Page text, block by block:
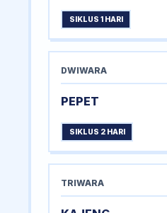
SIKLUS 1 HARI
DWIWARA
PEPET
SIKLUS 2 HARI
TRIWARA